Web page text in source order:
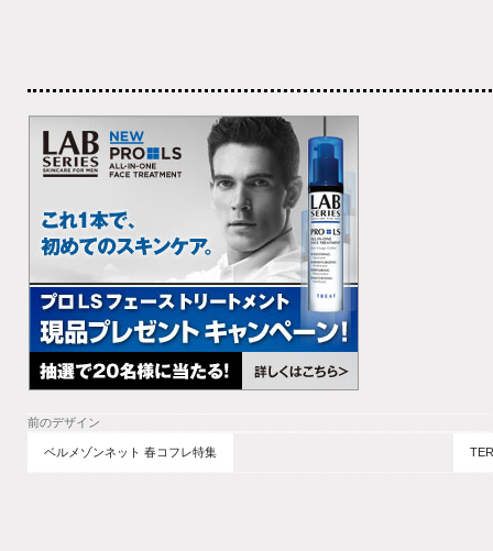
前のデザイン
ベルメゾンネット 春コフレ特集